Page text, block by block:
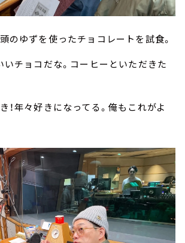
のゆずを使ったチョコレートを試食。
いチョコだな。コーヒーといただきた
！年々好きになってる。俺もこれがよ